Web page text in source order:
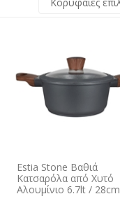
Estia Stone Βαθιά
Κατσαρόλα από Χυτό
Αλουμίνιο 6.7lt / 28cm